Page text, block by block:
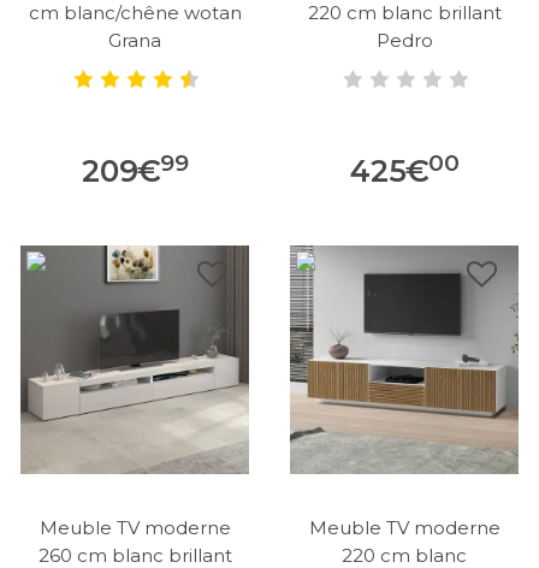
cm blanc/chêne wotan
Grana
209€99
220 cm blanc brillant
Pedro
425€00
Meuble TV moderne
260 cm blanc brillant
Meuble TV moderne
220 cm blanc